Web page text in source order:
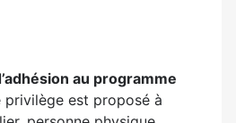
au programme
privilège est proposé à